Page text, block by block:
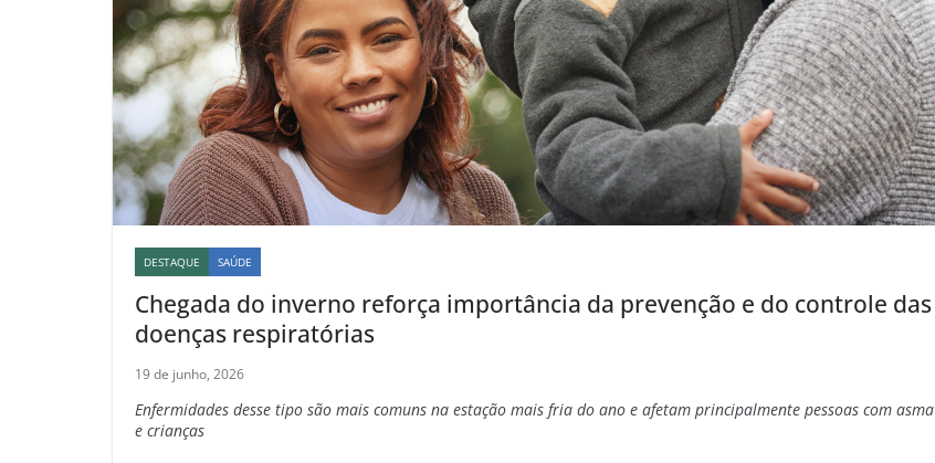
DESTAQUE SAÚDE
Chegada do inverno reforça importância da prevenção e do controle das
doenças respiratórias
19 de junho, 2026
Enfermidades desse tipo são mais comuns na estação mais fria do ano e afetam principalmente pessoas com asma
e crianças